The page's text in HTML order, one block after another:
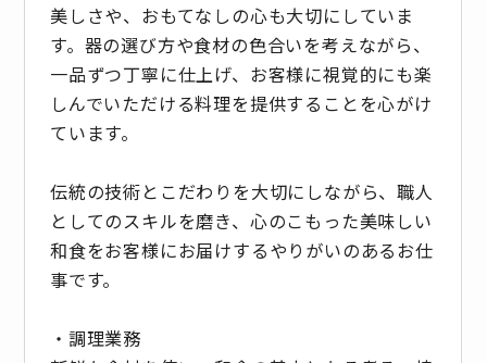
美しさや、おもてなしの心も大切にしていま
す。器の選び方や食材の色合いを考えながら、
一品ずつ丁寧に仕上げ、お客様に視覚的にも楽
しんでいただける料理を提供することを心がけ
ています。
伝統の技術とこだわりを大切にしながら、職人
としてのスキルを磨き、心のこもった美味しい
和食をお客様にお届けするやりがいのあるお仕
事です。
・調理業務